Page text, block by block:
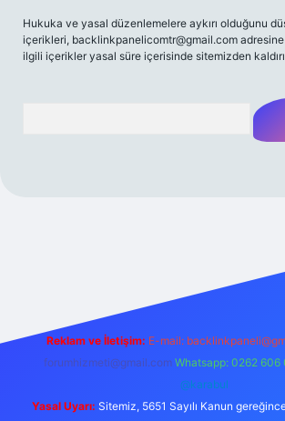
Hukuka ve yasal düzenlemelere aykırı olduğunu
içerikleri, backlinkpanelicomtr@gmail.com
ilgili içerikler yasal süre içerisinde sitemizden
Reklam ve İletişim: E-mail:
forumhizmeti@gmail.com Whatsapp: 0262 606
@karabul
Yasal Uyarı: Sitemiz, 5651 Sayılı Kanun